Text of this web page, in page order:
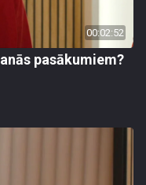
00:02:52
pasākumiem?